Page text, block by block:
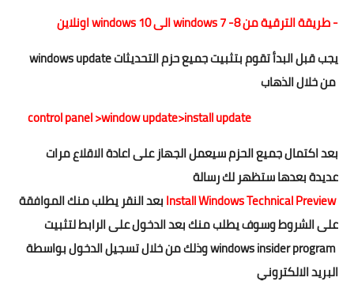
- طريقة الترقية من windows 7 -8 الى windows 10 اونلاين
يجب قبل البدأ تقوم بتثبيت جميع حزم التحديثاتwindows update
من خلال الذهاب
control panel >window update>install update
بعد اكتمال جميع الحزم سيعمل الجهاز على اعادة الاقلاع مرات
عديدة بعدها ستظهر لك رسالة
Install Windows Technical Preview
بعد النقر يطلب منك الموافقة
على الشروط وسوف يطلب منك بعد الدخول على الرابط لتثبيت
windows insider programوذلك من خلال تسجيل الدخول بواسطة
البريد الالكتروني